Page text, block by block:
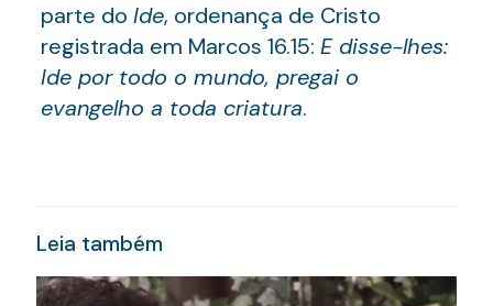
parte do Ide, ordenança de Cristo
registrada em Marcos 16.15: E disse-lhes:
Ide por todo o mundo, pregai o
evangelho a toda criatura.
Leia também